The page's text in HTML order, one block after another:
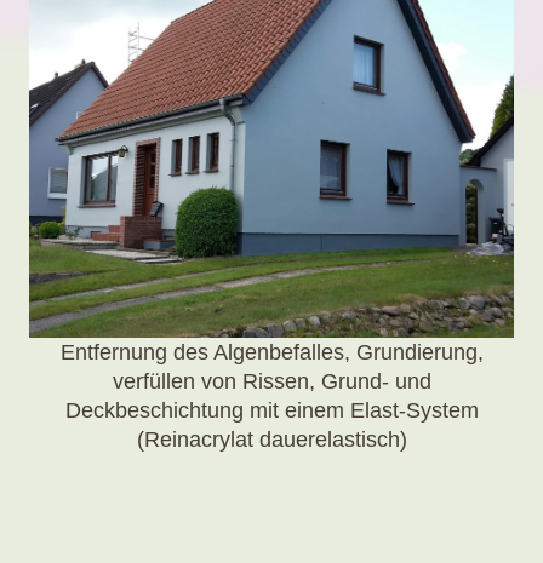
Entfernung des Algenbefalles, Grundierung,
verfüllen von Rissen, Grund- und
Deckbeschichtung mit einem Elast-System
(Reinacrylat dauerelastisch)